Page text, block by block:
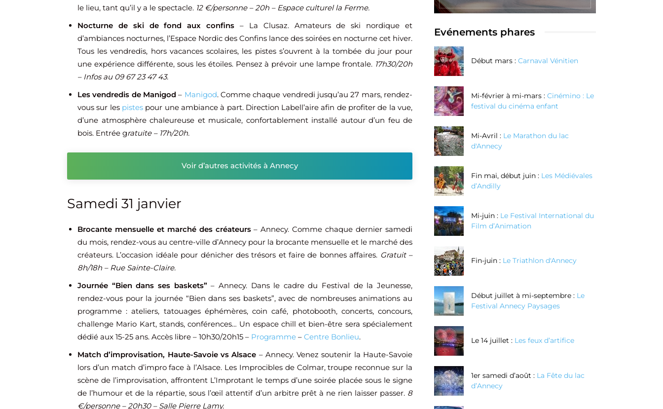
le lieu, tant qu’il y a le spectacle. 12 €/personne – 20h – Espace culturel la Ferme.
Nocturne de ski de fond aux confins – La Clusaz. Amateurs de ski nordique et
d’ambiances nocturnes, l’Espace Nordic des Confins lance des soirées en nocturne cet hiver.
Tous les vendredis, hors vacances scolaires, les pistes s’ouvrent à la tombée du jour pour
une expérience différente, sous les étoiles. Pensez à prévoir une lampe frontale. 17h30/20h
– Infos au 09 67 23 47 43.
Les vendredis de Manigod – Manigod. Comme chaque vendredi jusqu’au 27 mars, rendez-
vous sur les pistespour une ambiance à part. Direction Labell’aire afin de profiter de la vue,
d’une atmosphère chaleureuse et musicale, confortablement installé autour d’un feu de
bois. Entrée gratuite – 17h/20h.
Voir d’autres activités à Annecy
Samedi 31 janvier
Brocante mensuelle et marché des créateurs– Annecy. Comme chaque dernier samedi
du mois, rendez-vous au centre-ville d’Annecy pour la brocante mensuelle et le marché des
créateurs. L’occasion idéale pour dénicher des trésors et faire de bonnes affaires. Gratuit –
8h/18h – Rue Sainte-Claire.
Journée “Bien dans ses baskets”– Annecy. Dans le cadre du Festival de la Jeunesse,
rendez-vous pour la journée “Bien dans ses baskets”, avec de nombreuses animations au
programme : ateliers, tatouages éphémères, coin café, photobooth, concerts, concours,
challenge Mario Kart, stands, conférences… Un espace chill et bien-être sera spécialement
dédié aux 15-25 ans. Accès libre – 10h30/20h15 – Programme – Centre Bonlieu.
Match d’improvisation, Haute-Savoie vs Alsace – Annecy. Venez soutenir la Haute-Savoie
lors d’un match d’impro face à l’Alsace. Les Improcibles de Colmar, troupe reconnue sur la
scène de l’improvisation, affrontent L’Improtant le temps d’une soirée placée sous le signe
de l’humour et de la répartie, sous l’œil attentif d’un arbitre prêt à ne rien laisser passer.8
€/personne – 20h30 – Salle Pierre Lamy.
Evénements phares
Début mars : Carnaval Vénitien
Mi-février à mi-mars : Cinémino : Le
festival du cinéma enfant
Mi-Avril : Le Marathon du lac
d'Annecy
Fin mai, début juin : Les Médiévales
d’Andilly
Mi-juin : Le Festival International du
Film d’Animation
Fin-juin : Le Triathlon d'Annecy
Début juillet à mi-septembre : Le
Festival Annecy Paysages
Le 14 juillet : Les feux d’artifice
1er samedi d’août : La Fête du lac
d’Annecy